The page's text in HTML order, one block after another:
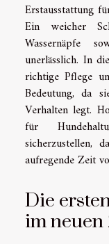
Erstausstattung
Ein weicher
Wassernäpfe
unerlässlich. In
richtige Pflege
Bedeutung, da
Verhalten legt.
für
sicherzustellen,
aufregende Zeit
Die
im neuen